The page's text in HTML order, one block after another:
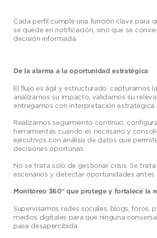
Cada perfil cumple una función clave para
se quede en notificación, sino que se
decisión informada.
De la alarma a la oportunidad estratégica
El flujo es ágil y estructurado: capturamos
analizamos su impacto, validamos su
entregamos con interpretación estratégica.
Realizamos seguimiento continuo,
herramientas cuando es necesario y
ejecutivos con análisis de datos que
decisiones oportunas.
No se trata solo de gestionar crisis. Se
escenarios y detectar oportunidades antes
Monitoreo 360° que protege y fortalece la
Supervisamos redes sociales, blogs, foros,
medios digitales para que ninguna
pase desapercibida.